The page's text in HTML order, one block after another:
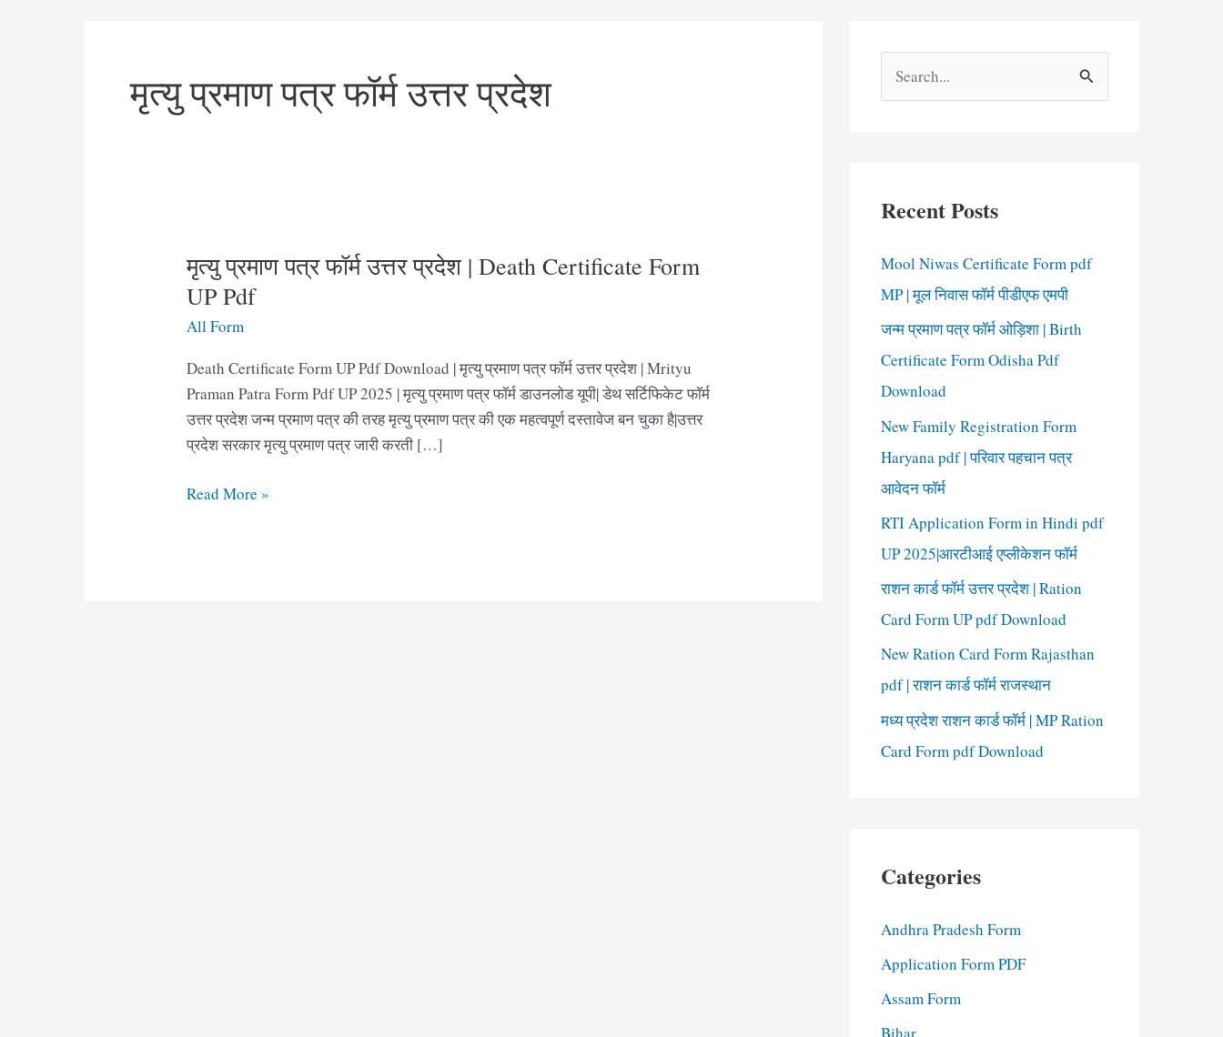
मृत्यु प्रमाण पत्र फॉर्म उत्तर प्रदेश
मृत्यु प्रमाण पत्र फॉर्म उत्तर प्रदेश | Death Certificate Form
UP Pdf
All Form
Death Certificate Form UP Pdf Download | मृत्यु प्रमाण पत्र फॉर्म उत्तर प्रदेश | Mrityu
Praman Patra Form Pdf UP 2025 | मृत्यु प्रमाण पत्र फॉर्म डाउनलोड यूपी| डेथ सर्टिफिकेट फॉर्म
उत्तर प्रदेश जन्म प्रमाण पत्र की तरह मृत्यु प्रमाण पत्र की एक महत्वपूर्ण दस्तावेज बन चुका है|उत्तर
प्रदेश सरकार मृत्यु प्रमाण पत्र जारी करती […]
मृत्यु
Read More »
e
h
Recent Posts
Mool Niwas Certificate Form pdf
MP | मूल निवास फॉर्म पीडीएफ एमपी
जन्म प्रमाण पत्र फॉर्म ओड़िशा | Birth
Certificate Form Odisha Pdf
Download
New Family Registration Form
Haryana pdf | परिवार पहचान पत्र
आवेदन फॉर्म
RTI Application Form in Hindi pdf
UP 2025|आरटीआई एप्लीकेशन फॉर्म
राशन कार्ड फॉर्म उत्तर प्रदेश | Ration
Card Form UP pdf Download
New Ration Card Form Rajasthan
pdf | राशन कार्ड फॉर्म राजस्थान
मध्य प्रदेश राशन कार्ड फॉर्म | MP Ration
Card Form pdf Download
Categories
Andhra Pradesh Form
Application Form PDF
Assam Form